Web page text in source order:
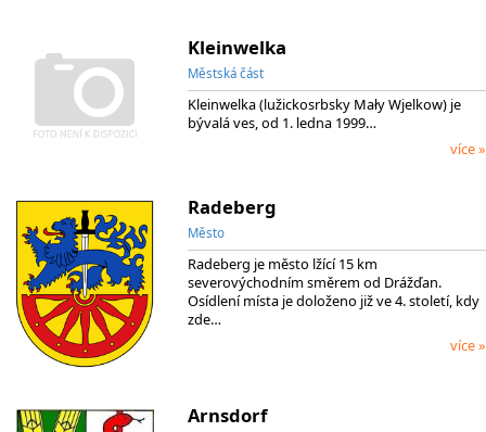
Kleinwelka
Městská část
Kleinwelka (lužickosrbsky Mały Wjelkow) je
bývalá ves, od 1. ledna 1999…
více »
Radeberg
Město
Radeberg je město lžící 15 km
severovýchodním směrem od Drážďan.
Osídlení místa je doloženo již ve 4. století, kdy
zde…
více »
Arnsdorf